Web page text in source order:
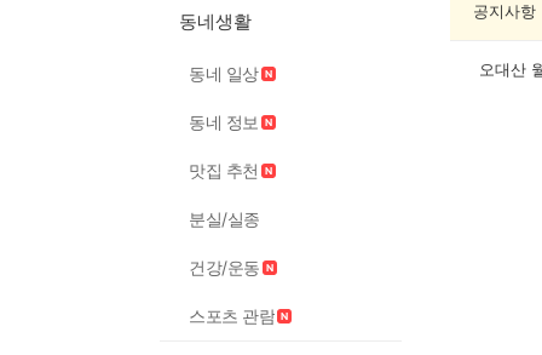
동네생활
동네 일상
동네 정보
맛집 추천
분실/실종
건강/운동
스포츠 관람
공지사항
오대산